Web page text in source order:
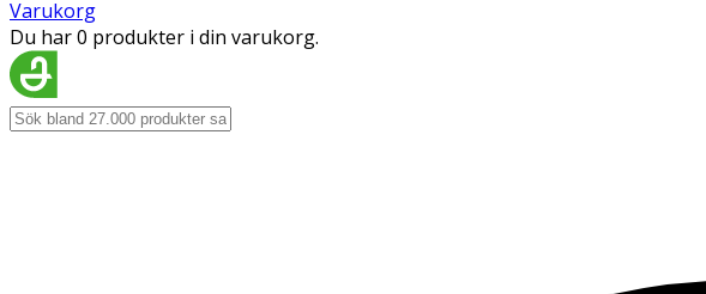
Varukorg
Du har 0 produkter i din varukorg.